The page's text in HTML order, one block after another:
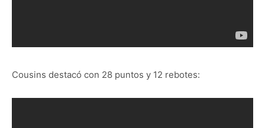
Cousins destacó con 28 puntos y 12 rebotes: